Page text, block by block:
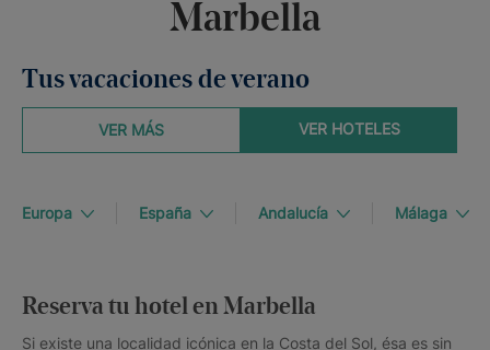
Marbella
Tus vacaciones de verano
VER HOTELES
VER MÁS
Europa España Andalucía Málaga
Reserva tu hotel en Marbella
Si existe una localidad icónica en la Costa del Sol, ésa es sin